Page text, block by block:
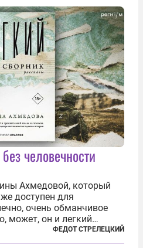
и каждый новый случай
человечности
Ахмедовой, который
доступен для
очень обманчивое
может, он и легкий
—
Десять рассказов,
ФЕДОТ СТРЕЛЕЦКИЙ